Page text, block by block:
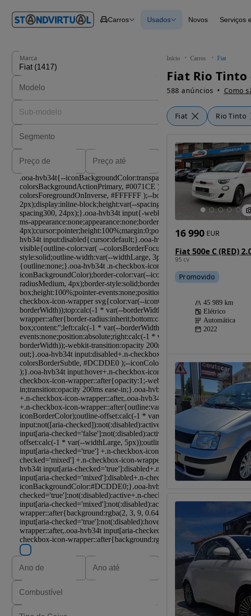
em
Carros Carros
Carros
Novos
Usados Novos Serviços
Início Carros Fiat
Fiat Rio Tinto
588 anúncios Como
Fiat Rio Tinto
Marca
Fiat 500e C (RED)
95 cv
16 990 EUR
Promovido
45 989 km
Elétrico
Automática
2022